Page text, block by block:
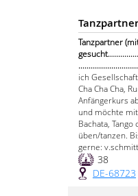
Tanzpartner
ich
Cha Cha Cha,
Anfängerkurs
und möchte
Bachata,
üben/tanzen.
gerne:
38
DE-68723